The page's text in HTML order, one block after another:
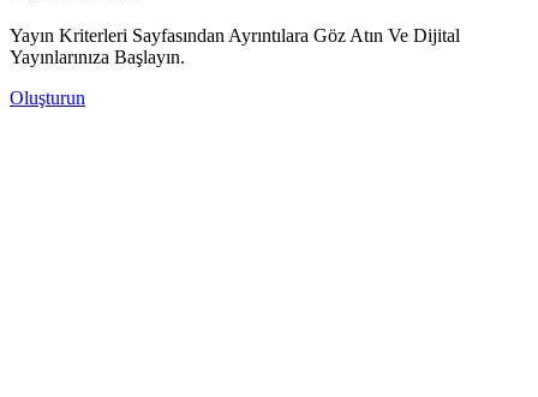
Yayın Kriterleri Sayfasından Ayrıntılara Göz Atın Ve Dijital
Yayınlarınıza Başlayın.
Oluşturun